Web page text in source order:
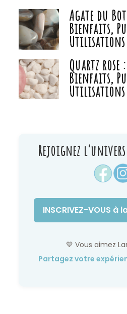
Agate du
Bienfaits,
Utilisations
Quartz
Bienfaits,
Utilisations
Rejoignez
INSCRIVEZ-VOUS à
💙 Vous aimez
Partagez votre